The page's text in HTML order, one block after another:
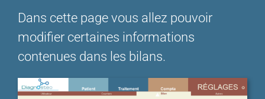
Dans cette page vous allez pouvoir
modifier certaines informations
contenues dans les bilans.